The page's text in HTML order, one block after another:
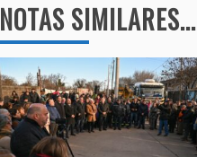
NOTAS SIMILARES...